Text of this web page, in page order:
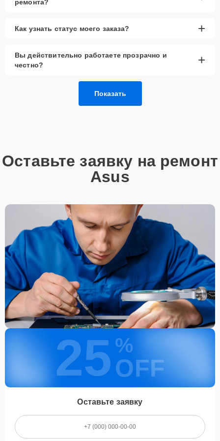
не откладывайте — обратитесь к нам. Мы ценим ваше
ремонта?
Как узнать статус моего заказа? +
Вы действительно работаете прозрачно и
честно?
+
Показать
Оставьте заявку на ремонт
Asus
25 %
OFF
Оставьте заявку